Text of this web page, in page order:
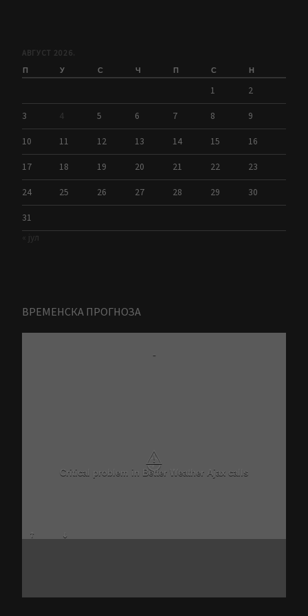
АВГУСТ 2026.
П У С Ч П С Н
1 2
3 4 5 6 7 8 9
10 11 12 13 14 15 16
17 18 19 20 21 22 23
24 25 26 27 28 29 30
31
« јул
ВРЕМЕНСКА ПРОГНОЗА
-
⚠
Critical problem in Better Weather Ajax calls